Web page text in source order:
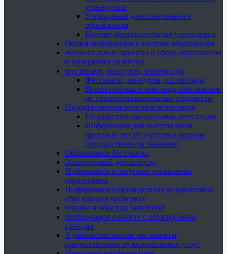
учреждения
Учреждения дополнительного
образования
Прочие образовательные учреждения
Общая информация о системе образования
Национальные проекты в сфере образования
и программы развития
Фестивали, конкурсы, олимпиады
Фестивали, конкурсы, олимпиады
Всероссийская олимпиада школьников
по общеобразовательным предметам
Государственная итоговая аттестация
Государственная итоговая аттестация
Информация для выпускников
прошлых лет об участии в едином
государственном экзамене
Образование без границ
Электронный детский сад
Информация о закупках управления
образования
Информация о проведенных управлением
образования проверках
Формы и образцы заявлений
Информация о работе с обращениями
граждан
Административные регламенты
предоставления муниципальных услуг